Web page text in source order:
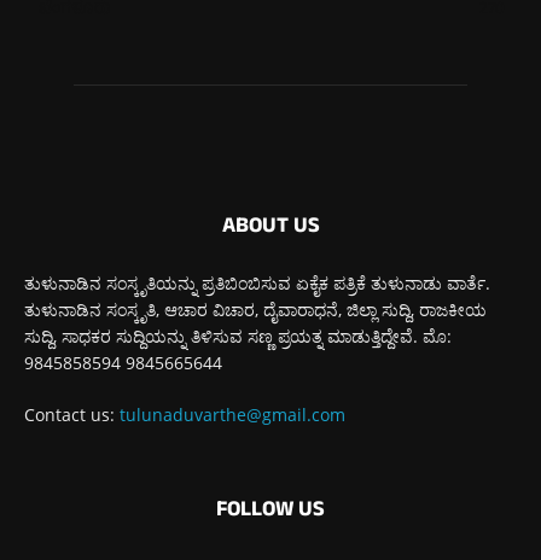
ABOUT US
ತುಳುನಾಡಿನ ಸಂಸ್ಕೃತಿಯನ್ನು ಪ್ರತಿಬಿಂಬಿಸುವ ಏಕೈಕ ಪತ್ರಿಕೆ ತುಳುನಾಡು ವಾರ್ತೆ.
ತುಳುನಾಡಿನ ಸಂಸ್ಕೃತಿ, ಆಚಾರ ವಿಚಾರ, ದೈವಾರಾಧನೆ, ಜಿಲ್ಲಾ ಸುದ್ದಿ, ರಾಜಕೀಯ
ಸುದ್ದಿ, ಸಾಧಕರ ಸುದ್ದಿಯನ್ನು ತಿಳಿಸುವ ಸಣ್ಣ ಪ್ರಯತ್ನ ಮಾಡುತ್ತಿದ್ದೇವೆ. ಮೊ:
9845858594 9845665644
Contact us: tulunaduvarthe@gmail.com
FOLLOW US